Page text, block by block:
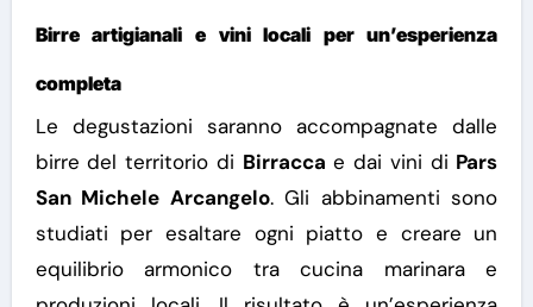
Birre artigianali e vini locali per un’esperienza
completa
Le degustazioni saranno accompagnate dalle
birre del territorio di Birracca e dai vini di Pars
San Michele Arcangelo. Gli abbinamenti sono
studiati per esaltare ogni piatto e creare un
equilibrio armonico tra cucina marinara e